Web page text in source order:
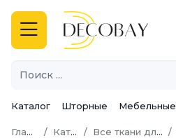
Каталог Шторные Мебельные
Главная Каталог Все ткани для шитья